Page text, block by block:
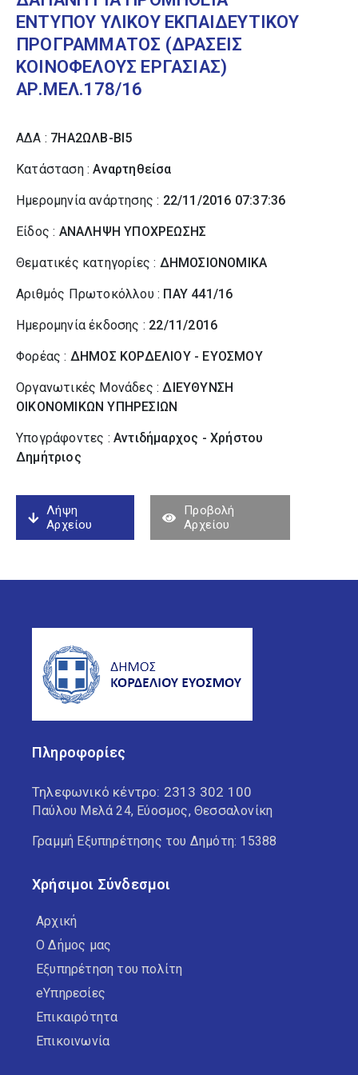
ΕΝΤΥΠΟΥ ΥΛΙΚΟΥ ΕΚΠΑΙΔΕΥΤΙΚΟΥ
ΠΡΟΓΡΑΜΜΑΤΟΣ (ΔΡΑΣΕΙΣ
ΚΟΙΝΟΦΕΛΟΥΣ ΕΡΓΑΣΙΑΣ)
ΑΡ.ΜΕΛ.178/16
ΑΔΑ : 7ΗΑ2ΩΛΒ-ΒΙ5
Κατάσταση :Αναρτηθείσα
Ημερομηνία ανάρτησης : 22/11/2016 07:37:36
Είδος : ΑΝΑΛΗΨΗ ΥΠΟΧΡΕΩΣΗΣ
Θεματικές κατηγορίες : ΔΗΜΟΣΙΟΝΟΜΙΚΑ
Αριθμός Πρωτοκόλλου : ΠΑΥ 441/16
Ημερομηνία έκδοσης : 22/11/2016
Φορέας : ΔΗΜΟΣ ΚΟΡΔΕΛΙΟΥ - ΕΥΟΣΜΟΥ
Οργανωτικές Μονάδες :ΔΙΕΥΘΥΝΣΗ
ΟΙΚΟΝΟΜΙΚΩΝ ΥΠΗΡΕΣΙΩΝ
Υπογράφοντες : Αντιδήμαρχος - Χρήστου
Δημήτριος
Λήψη
Αρχείου
Προβολή
Αρχείου
Πληροφορίες
Τηλεφωνικό κέντρο: 2313 302 100
Παύλου Μελά 24, Εύοσμος, Θεσσαλονίκη
Γραμμή Εξυπηρέτησης του Δημότη: 15388
Χρήσιμοι Σύνδεσμοι
Αρχική
Ο Δήμος μας
Εξυπηρέτηση του πολίτη
eΥπηρεσίες
Επικαιρότητα
Επικοινωνία